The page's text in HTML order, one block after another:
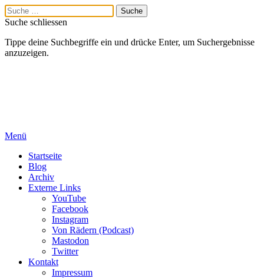
Suche schliessen
Tippe deine Suchbegriffe ein und drücke Enter, um Suchergebnisse
anzuzeigen.
Menü
Startseite
Blog
Archiv
Externe Links
YouTube
Facebook
Instagram
Von Rädern (Podcast)
Mastodon
Twitter
Kontakt
Impressum